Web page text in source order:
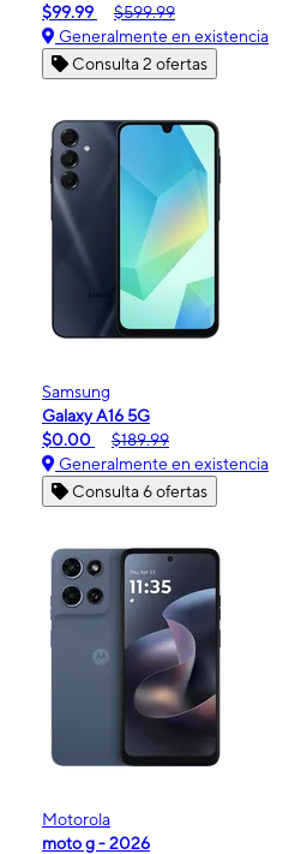
$99.99
$599.99
Generalmente en existencia
Consulta 2 ofertas
Samsung
Galaxy A16 5G
$0.00
$189.99
Generalmente en existencia
Consulta 6 ofertas
Motorola
moto g - 2026